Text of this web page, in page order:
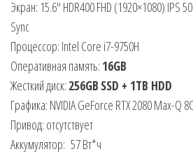
Экран: 15.6″ HDR400 FHD (1920×1080) IPS
Sync
Процессор: Intel Core i7-9750H
Оперативная память: 16GB
Жесткий диск: 256GB SSD + 1TB HDD
Графика: NVIDIA GeForce RTX 2080 Max-Q
Привод: отсутствует
Аккумулятор: 57 Вт*ч